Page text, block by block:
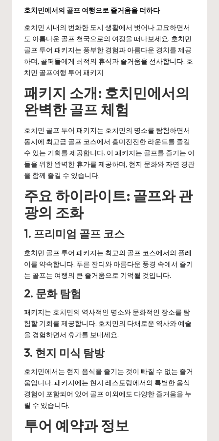
호치민에서의 골프 여행으로 즐거움을 더하다
호치민 시내의 번화한 도시 생활에서 벗어나 고요하면서
도 아름다운 골프 천국으로의 여정을 떠나보세요. 호치민
골프 투어 패키지는 풍부한 경험과 아름다운 경치를 제공
하며, 골퍼들에게 최적의 휴식과 즐거움을 선사합니다. 호
치민 골프여행 투어 패키지
패키지 소개: 호치민에서의
완벽한 골프 체험
호치민 골프 투어 패키지는 호치민의 명소를 탐험하면서
동시에 최고급 골프 코스에서 흥미진진한 라운드를 즐길
수 있는 기회를 제공합니다. 이 패키지는 골프를 즐기는 이
들을 위한 완벽한 휴가를 제공하며, 현지 문화와 자연 경관
을 함께 즐길 수 있습니다.
주요 하이라이트: 골프와 관
광의 조화
1. 프리미엄 골프 코스
호치민 골프 투어 패키지는 최고의 골프 코스에서의 플레
이를 약속합니다. 푸른 잔디와 아름다운 풍경 속에서 즐기
는 골프는 여행의 큰 즐거움으로 기억될 것입니다.
2. 문화 탐험
패키지는 호치민의 역사적인 명소와 문화적인 장소를 탐
험할 기회를 제공합니다. 호치민의 다채로운 역사와 예술
을 경험하면서 휴가를 보내세요.
3. 현지 미식 탐방
호치민에서는 현지 음식을 즐기는 것이 빠질 수 없는 즐거
움입니다. 패키지에는 현지 레스토랑에서의 특별한 음식
경험이 포함되어 있어 골프 이외에도 다양한 즐거움을 누
릴 수 있습니다.
투어 예약과 정보